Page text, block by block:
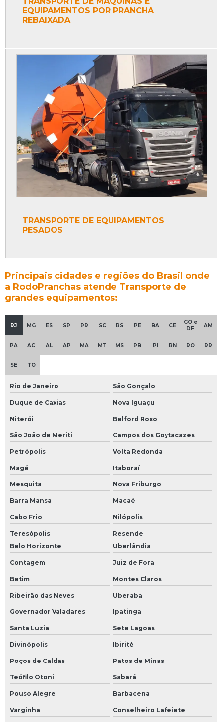
EQUIPAMENTOS POR PRANCHA
REBAIXADA
TRANSPORTE DE EQUIPAMENTOS
PESADOS
Principais cidades e regiões do Brasil onde
a RodoPranchas atende Transporte de
grandes equipamentos:
RJ MG ES SP PR SC RS PE BA CE
GO e
DF
AM
PA AC AL AP MA MT MS PB PI RN RO RR
SE TO
Rio de Janeiro São Gonçalo
Duque de Caxias Nova Iguaçu
Niterói Belford Roxo
São João de Meriti Campos dos Goytacazes
Petrópolis Volta Redonda
Magé Itaboraí
Mesquita Nova Friburgo
Barra Mansa Macaé
Cabo Frio Nilópolis
Teresópolis
Resende
Belo Horizonte
Uberlândia
Contagem Juiz de Fora
Betim Montes Claros
Ribeirão das Neves Uberaba
Governador Valadares Ipatinga
Santa Luzia Sete Lagoas
Divinópolis Ibirité
Poços de Caldas Patos de Minas
Teófilo Otoni Sabará
Pouso Alegre Barbacena
Varginha Conselheiro Lafeiete